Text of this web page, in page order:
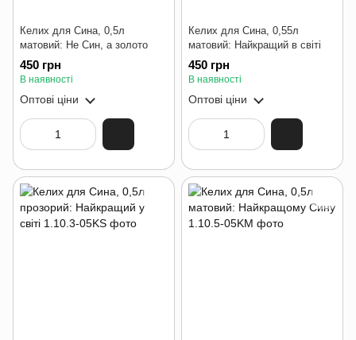
Келих для Сина, 0,5л
матовий: Не Син, а золото
450 грн
В наявності
Оптові ціни
Келих для Сина, 0,55л
матовий: Найкращий в світі
450 грн
В наявності
Оптові ціни